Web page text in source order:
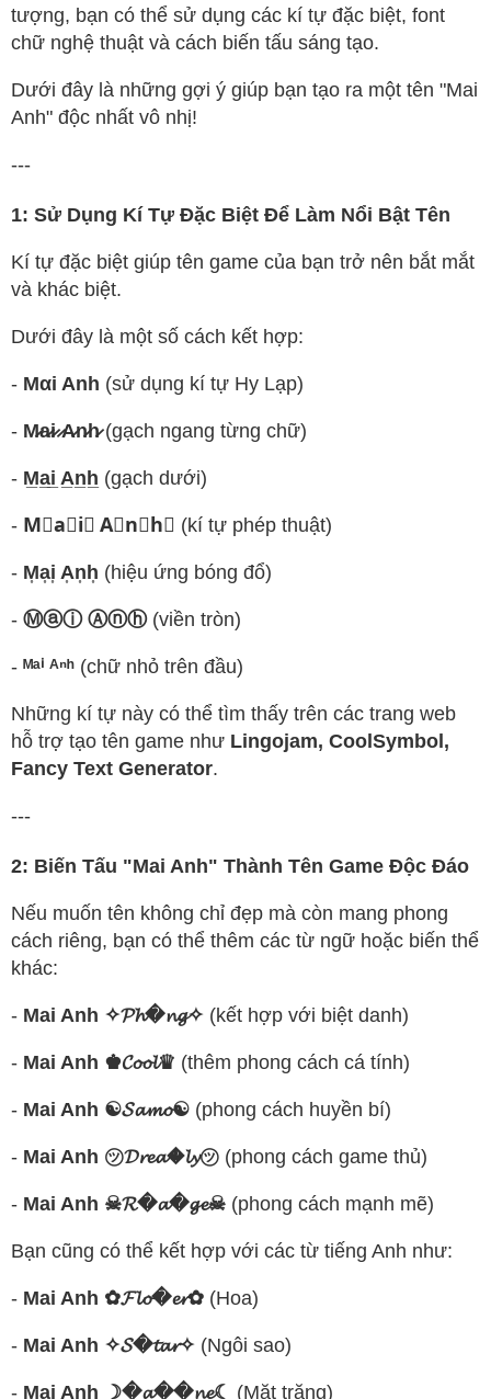
tượng, bạn có thể sử dụng các kí tự đặc biệt, font
chữ nghệ thuật và cách biến tấu sáng tạo.
Dưới đây là những gợi ý giúp bạn tạo ra một tên "Mai
Anh" độc nhất vô nhị!
---
1: Sử Dụng Kí Tự Đặc Biệt Để Làm Nổi Bật Tên
Kí tự đặc biệt giúp tên game của bạn trở nên bắt mắt
và khác biệt.
Dưới đây là một số cách kết hợp:
- Mαi Anh (sử dụng kí tự Hy Lạp)
- M̷a̷i̷ ̷A̷n̷h̷(gạch ngang từng chữ)
- M̲a̲i̲ A̲n̲h̲ (gạch dưới)
- M⃟a⃟i⃟ A⃟n⃟h⃟ (kí tự phép thuật)
- M͎a͎i͎ A͎n͎h͎ (hiệu ứng bóng đổ)
- Ⓜⓐⓘ Ⓐⓝⓗ(viền tròn)
- ᴹᵃⁱ ᴬⁿʰ (chữ nhỏ trên đầu)
Những kí tự này có thể tìm thấy trên các trang web
hỗ trợ tạo tên game như Lingojam, CoolSymbol,
Fancy Text Generator.
---
2: Biến Tấu "Mai Anh" Thành Tên Game Độc Đáo
Nếu muốn tên không chỉ đẹp mà còn mang phong
cách riêng, bạn có thể thêm các từ ngữ hoặc biến thể
khác:
- Mai Anh ✧𝓟𝓱�𝓷𝓰✧ (kết hợp với biệt danh)
- Mai Anh ♚𝓒𝓸𝓸𝓵♛ (thêm phong cách cá tính)
- Mai Anh ☯𝓢𝓪𝓶𝓸☯ (phong cách huyền bí)
- Mai Anh ㋡𝓓𝓻𝓮𝓪�𝓵𝔂㋡ (phong cách game thủ)
- Mai Anh ☠︎︎𝓡�𝓪�𝓰𝓮☠︎︎ (phong cách mạnh mẽ)
Bạn cũng có thể kết hợp với các từ tiếng Anh như:
- Mai Anh ✿𝓕𝓵𝓸�𝓮𝓻✿ (Hoa)
- Mai Anh ✧𝓢�𝓽𝓪𝓻✧ (Ngôi sao)
- Mai Anh ☽�𝓪��𝓷𝓮☾ (Mặt trăng)